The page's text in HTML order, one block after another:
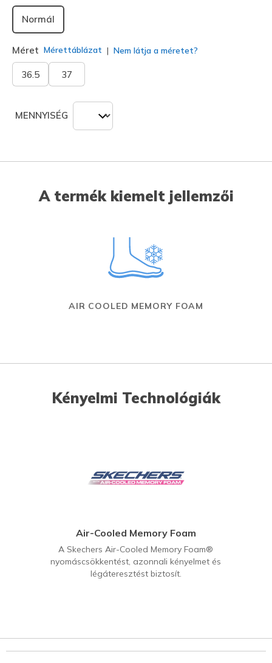
Normál
Méret Mérettáblázat Nem látja a méretet?
36.5 37
MENNYISÉG
A termék kiemelt jellemzői
AIR COOLED MEMORY FOAM
Kényelmi Technológiák
Air-Cooled Memory Foam
A Skechers Air-Cooled Memory Foam®
nyomáscsökkentést, azonnali kényelmet és
légáteresztést biztosít.